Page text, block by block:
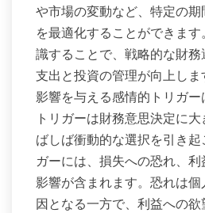
や市場の変動など、特定の
を最適化することができま
識することで、戦略的な財務
支出と投資の管理が向上し
影響を与える感情的トリガ
トリガーは財務意思決定に
ばしば衝動的な選択を引き起
ガーには、損失への恐れ、
影響が含まれます。恐れは
因となる一方で、利益への